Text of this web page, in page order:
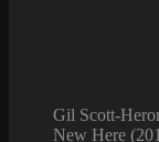
Gil Scott-
New Here